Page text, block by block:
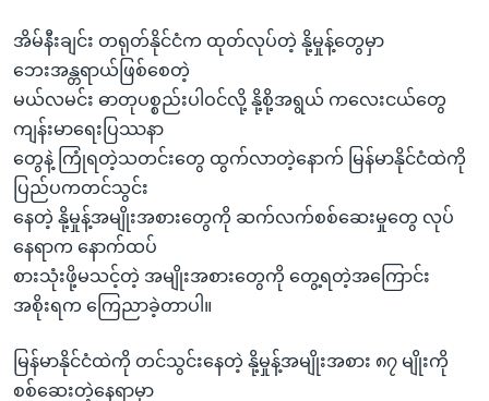
ရန်
အိမ်နီးချင်း တရုတ်နိုင်ငံက ထုတ်လုပ်တဲ့ နို့မှုန့်တွေမှာ
ဘေးအန္တရာယ်ဖြစ်စေတဲ့
မယ်လမင်း ဓာတုပစ္စည်းပါဝင်လို့ နို့စို့အရွယ် ကလေးငယ်တွေ
ကျန်းမာရေးပြဿနာ
တွေနဲ့ ကြုံရတဲ့သတင်းတွေ ထွက်လာတဲ့နောက် မြန်မာနိုင်ငံထဲကို
ပြည်ပကတင်သွင်း
နေတဲ့ နို့မှုန့်အမျိုးအစားတွေကို ဆက်လက်စစ်ဆေးမှုတွေ လုပ်
နေရာက နောက်ထပ်
စားသုံးဖို့မသင့်တဲ့ အမျိုးအစားတွေကို တွေ့ရတဲ့အကြောင်း
အစိုးရက ကြေညာခဲ့တာပါ။
မြန်မာနိုင်ငံထဲကို တင်သွင်းနေတဲ့ နို့မှုန့်အမျိုးအစား ၈၇ မျိုးကို
စစ်ဆေးတဲ့နေရာမှာ